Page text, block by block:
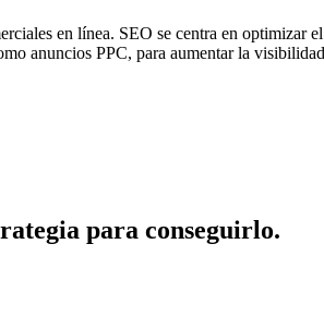
en línea. SEO se centra en optimizar
anuncios PPC, para aumentar la
para conseguirlo.